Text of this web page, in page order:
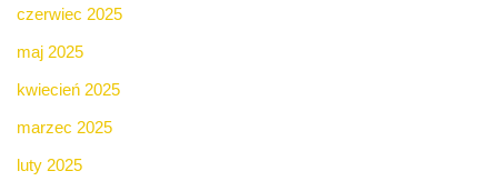
czerwiec 2025
maj 2025
kwiecień 2025
marzec 2025
luty 2025